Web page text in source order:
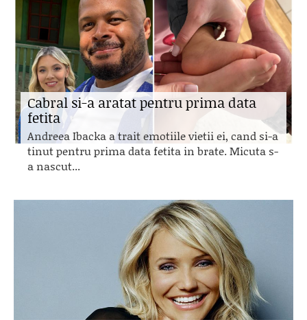
Cabral si-a aratat pentru prima data
fetita
Andreea Ibacka a trait emotiile vietii ei, cand si-a
tinut pentru prima data fetita in brate. Micuta s-
a nascut...